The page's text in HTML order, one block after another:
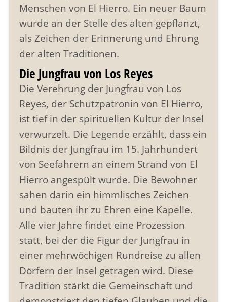
Menschen von El Hierro. Ein neuer Baum
wurde an der Stelle des alten gepflanzt,
als Zeichen der Erinnerung und Ehrung
der alten Traditionen.
Die Jungfrau von Los Reyes
Die Verehrung der Jungfrau von Los
Reyes, der Schutzpatronin von El Hierro,
ist tief in der spirituellen Kultur der Insel
verwurzelt. Die Legende erzählt, dass ein
Bildnis der Jungfrau im 15. Jahrhundert
von Seefahrern an einem Strand von El
Hierro angespült wurde. Die Bewohner
sahen darin ein himmlisches Zeichen
und bauten ihr zu Ehren eine Kapelle.
Alle vier Jahre findet eine Prozession
statt, bei der die Figur der Jungfrau in
einer mehrwöchigen Rundreise zu allen
Dörfern der Insel getragen wird. Diese
Tradition stärkt die Gemeinschaft und